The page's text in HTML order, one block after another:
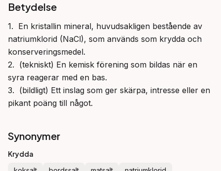
Betydelse
1.  En kristallin mineral, huvudsakligen bestående av
natriumklorid (NaCl), som används som krydda och
konserveringsmedel.
2.  (tekniskt) En kemisk förening som bildas när en
syra reagerar med en bas.
3.  (bildligt) Ett inslag som ger skärpa, intresse eller en
pikant poäng till något.
Synonymer
Krydda